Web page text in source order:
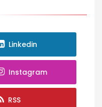
Linkedin
Instagram
RSS